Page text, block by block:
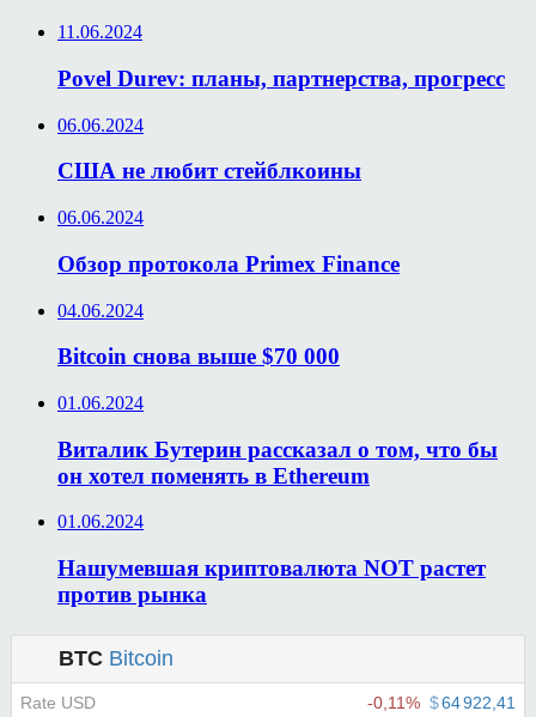
11.06.2024
Povel Durev: планы, партнерства, прогресс
06.06.2024
США не любит стейблкоины
06.06.2024
Обзор протокола Primex Finance
04.06.2024
Bitcoin снова выше $70 000
01.06.2024
Виталик Бутерин рассказал о том, что бы
он хотел поменять в Ethereum
01.06.2024
Нашумевшая криптовалюта NOT растет
против рынка